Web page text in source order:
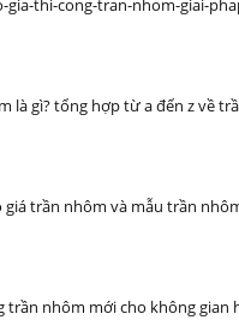
gia-thi-cong-tran-nhom-giai-
là gì? tổng hợp từ a đến z về
giá trần nhôm và mẫu trần
trần nhôm mới cho không gian